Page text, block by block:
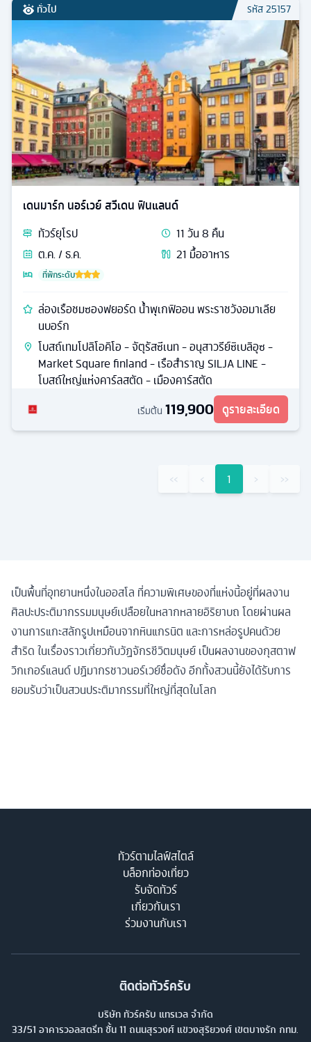
ทั่วไป รหัส25157
เดนมาร์ก นอร์เวย์ สวีเดน ฟินแลนด์
ทัวร์ยุโรป 11 วัน8 คืน
ต.ค. / ธ.ค.
21 มื้ออาหาร
ที่พักระดับ
ล่องเรือชมซองฟยอร์ด น้ำพุเกฟิออน พระราชวังอมาเลีย
นบอร์ก
โบสถ์เทมโปลิโอคิโอ - จัตุรัสซีเนท - อนุสาวรีย์ซิเบลิอุซ -
Market Square finland - เรือสำราญ SILJA LINE -
โบสถ์ใหญ่แห่งคาร์ลสตัด - เมืองคาร์สตัด
เริ่มต้น 119,900 ดูรายละเอียด
‹‹ ‹ 1 › ››
เป็นพื้นที่อุทยานหนึ่งในออสโล ที่ความพิเศษของที่แห่งนี้อยู่ที่ผลงาน
ศิลปะประติมากรรมมนุษย์เปลือยในหลากหลายอิริยาบถ โดยผ่านผล
งานการแกะสลักรูปเหมือนจากหินแกรนิต และการหล่อรูปคนด้วย
สำริด ในเรื่องราวเกี่ยวกับวัฏจักรชีวิตมนุษย์ เป็นผลงานของกุสตาฟ
วิกเกอร์แลนด์ ปฏิมากรชาวนอร์เวย์ชื่อดัง อีกทั้งสวนนี้ยังได้รับการ
ยอมรับว่าเป็นสวนประติมากรรมที่ใหญ่ที่สุดในโลก
ทัวร์ตามไลฟ์สไตล์
บล็อกท่องเที่ยว
รับจัดทัวร์
เกี่ยวกับเรา
ร่วมงานกับเรา
ติดต่อทัวร์ครับ
บริษัท ทัวร์ครับ แทรเวล จำกัด
33/51 อาคารวอลสตรีท ชั้น 11 ถนนสุรวงศ์ แขวงสุริยวงศ์ เขตบางรัก กทม.